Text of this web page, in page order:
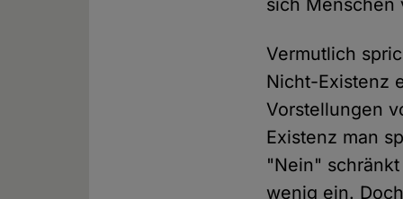
sich Menschen
Vermutlich
Nicht-Existenz
Vorstellungen
Existenz man
"Nein"
wenig ein.